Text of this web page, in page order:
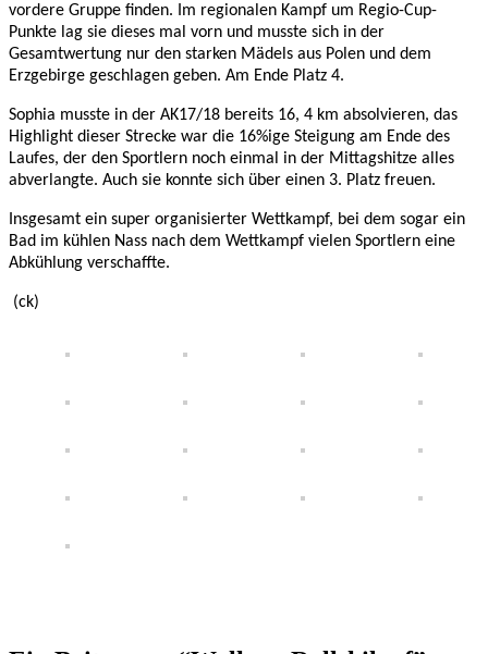
vordere Gruppe finden. Im regionalen Kampf um Regio-Cup-
Punkte lag sie dieses mal vorn und musste sich in der
Gesamtwertung nur den starken Mädels aus Polen und dem
Erzgebirge geschlagen geben. Am Ende Platz 4.
Sophia musste in der AK17/18 bereits 16, 4 km absolvieren, das
Highlight dieser Strecke war die 16%ige Steigung am Ende des
Laufes, der den Sportlern noch einmal in der Mittagshitze alles
abverlangte. Auch sie konnte sich über einen 3. Platz freuen.
Insgesamt ein super organisierter Wettkampf, bei dem sogar ein
Bad im kühlen Nass nach dem Wettkampf vielen Sportlern eine
Abkühlung verschaffte.
(ck)